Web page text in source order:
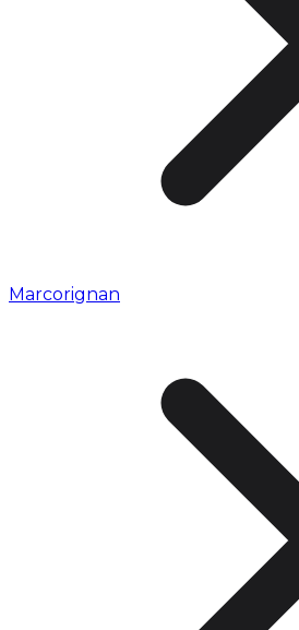
Marcorignan